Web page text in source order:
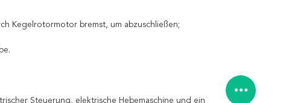
Kegelrotormotor bremst, um abzuschließen;
Steuerung, elektrische Hebemaschine und ein